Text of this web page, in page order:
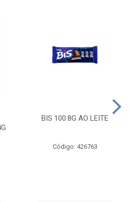
BIS 100.8G AO LEITE
Código: 426763